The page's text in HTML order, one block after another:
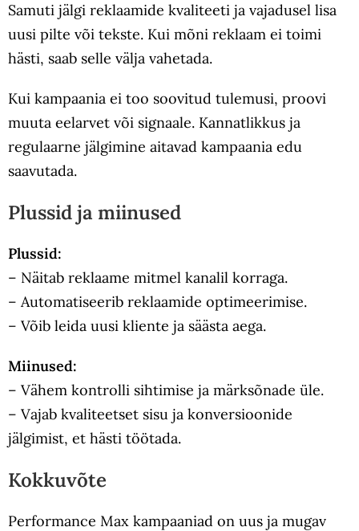
Samuti jälgi reklaamide kvaliteeti ja vajadusel lisa
uusi pilte või tekste. Kui mõni reklaam ei toimi
hästi, saab selle välja vahetada.
Kui kampaania ei too soovitud tulemusi, proovi
muuta eelarvet või signaale. Kannatlikkus ja
regulaarne jälgimine aitavad kampaania edu
saavutada.
Plussid ja miinused
Plussid:
– Näitab reklaame mitmel kanalil korraga.
– Automatiseerib reklaamide optimeerimise.
– Võib leida uusi kliente ja säästa aega.
Miinused:
– Vähem kontrolli sihtimise ja märksõnade üle.
– Vajab kvaliteetset sisu ja konversioonide
jälgimist, et hästi töötada.
Kokkuvõte
Performance Max kampaaniad on uus ja mugav